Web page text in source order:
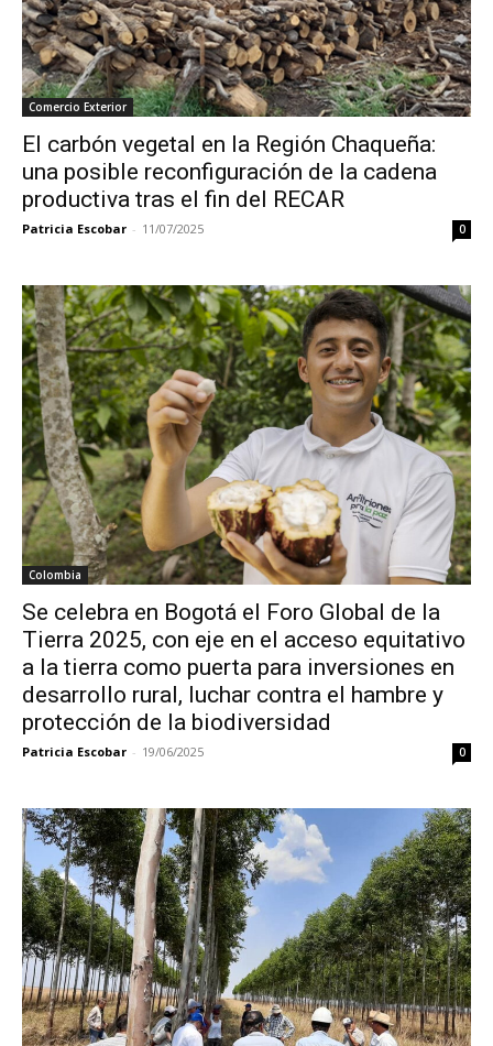
Comercio Exterior
El carbón vegetal en la Región Chaqueña:
una posible reconfiguración de la cadena
productiva tras el fin del RECAR
Patricia Escobar - 11/07/2025 0
Colombia
Se celebra en Bogotá el Foro Global de la
Tierra 2025, con eje en el acceso equitativo
a la tierra como puerta para inversiones en
desarrollo rural, luchar contra el hambre y
protección de la biodiversidad
Patricia Escobar - 19/06/2025 0